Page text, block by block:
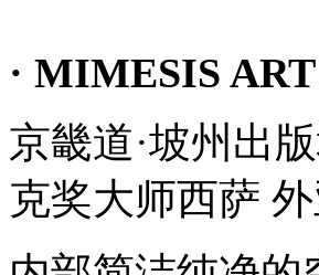
· MIMESIS
京畿道·坡州出
克奖大师西萨